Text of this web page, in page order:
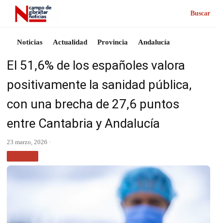
Buscar
Noticias Actualidad Provincia Andalucía
El 51,6% de los españoles valora
positivamente la sanidad pública,
con una brecha de 27,6 puntos
entre Cantabria y Andalucía
23 marzo, 2026 ·